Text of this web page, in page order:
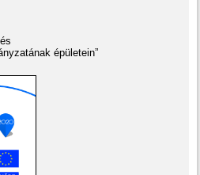
épületein”